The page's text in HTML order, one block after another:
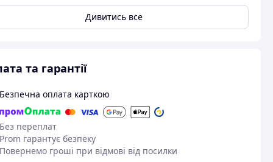
Дивитись все
та гарантії
Безпечна оплата карткою
Без переплат
Prom гарантує безпеку
Повернемо гроші при відмові від посилки